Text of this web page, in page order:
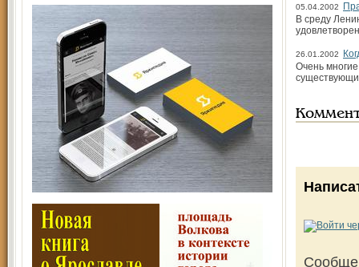
05.04.2002
В среду
26.01.2002
Очень